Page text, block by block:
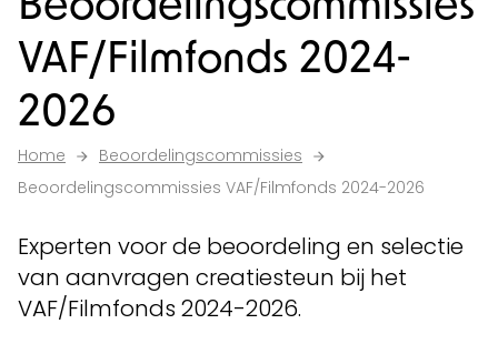
VAF/Filmfonds 2024-
2026
Home
Beoordelingscommissies
Beoordelingscommissies VAF/Filmfonds 2024-2026
Experten voor de beoordeling en selectie
van aanvragen creatiesteun bij het
VAF/Filmfonds 2024-2026.